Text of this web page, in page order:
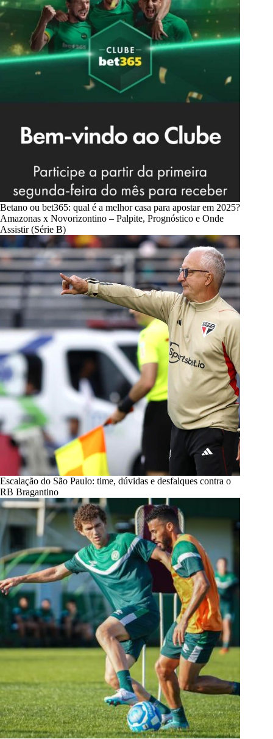
Betano ou bet365: qual é a melhor casa para apostar em 2025?
Amazonas x Novorizontino – Palpite, Prognóstico e Onde
Assistir (Série B)
Escalação do São Paulo: time, dúvidas e desfalques contra o
RB Bragantino